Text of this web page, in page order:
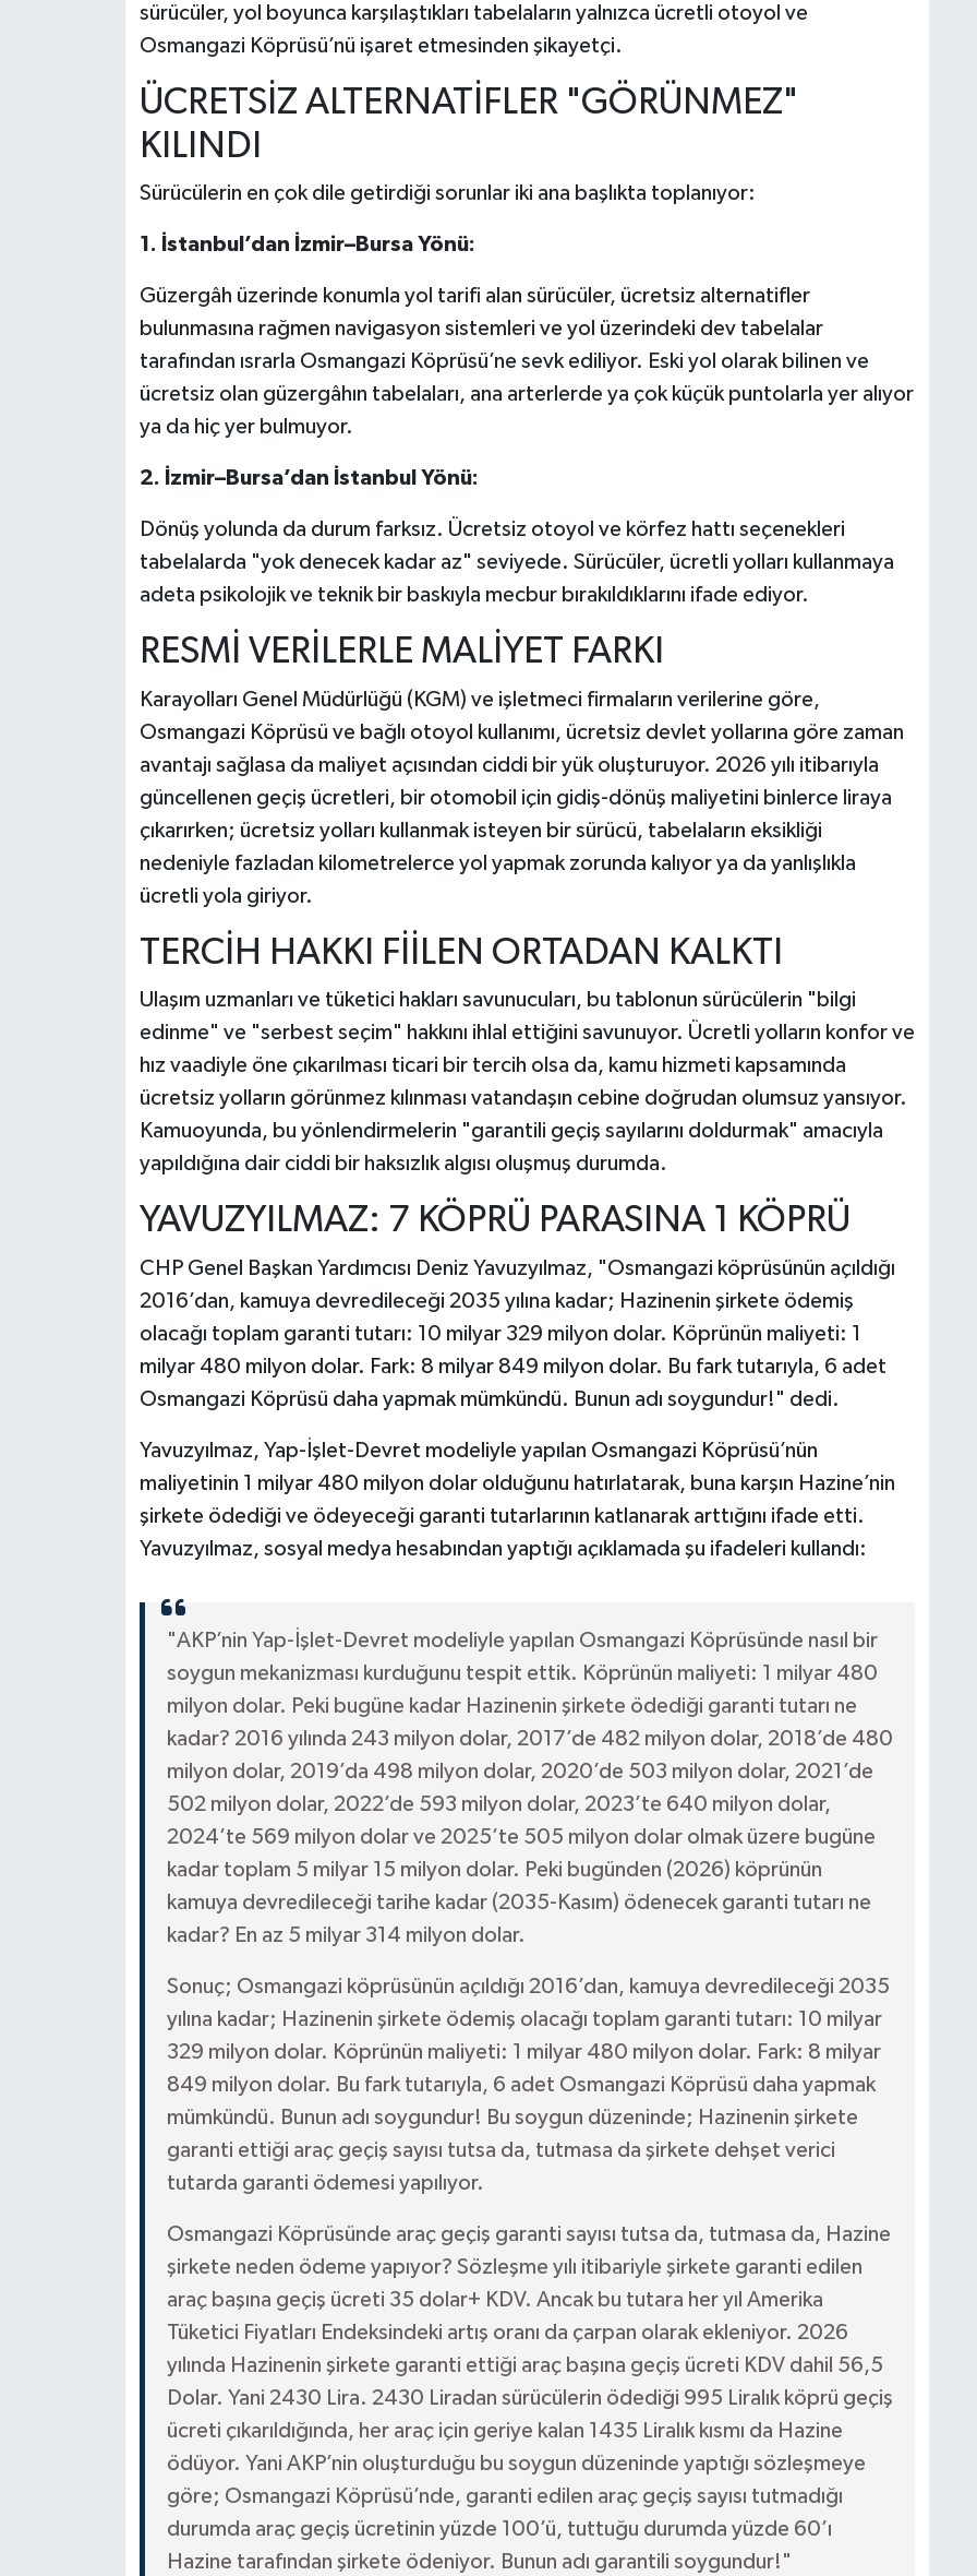
sürücüler, yol boyunca karşılaştıkları tabelaların yalnızca ücretli otoyol ve
Osmangazi Köprüsü’nü işaret etmesinden şikayetçi.
ÜCRETSİZ ALTERNATİFLER "GÖRÜNMEZ"
KILINDI
Sürücülerin en çok dile getirdiği sorunlar iki ana başlıkta toplanıyor:
1. İstanbul’dan İzmir–Bursa Yönü:
Güzergâh üzerinde konumla yol tarifi alan sürücüler, ücretsiz alternatifler
bulunmasına rağmen navigasyon sistemleri ve yol üzerindeki dev tabelalar
tarafından ısrarla Osmangazi Köprüsü’ne sevk ediliyor. Eski yol olarak bilinen ve
ücretsiz olan güzergâhın tabelaları, ana arterlerde ya çok küçük puntolarla yer alıyor
ya da hiç yer bulmuyor.
2. İzmir–Bursa’dan İstanbul Yönü:
Dönüş yolunda da durum farksız. Ücretsiz otoyol ve körfez hattı seçenekleri
tabelalarda "yok denecek kadar az" seviyede. Sürücüler, ücretli yolları kullanmaya
adeta psikolojik ve teknik bir baskıyla mecbur bırakıldıklarını ifade ediyor.
RESMİ VERİLERLE MALİYET FARKI
Karayolları Genel Müdürlüğü (KGM) ve işletmeci firmaların verilerine göre,
Osmangazi Köprüsü ve bağlı otoyol kullanımı, ücretsiz devlet yollarına göre zaman
avantajı sağlasa da maliyet açısından ciddi bir yük oluşturuyor. 2026 yılı itibarıyla
güncellenen geçiş ücretleri, bir otomobil için gidiş-dönüş maliyetini binlerce liraya
çıkarırken; ücretsiz yolları kullanmak isteyen bir sürücü, tabelaların eksikliği
nedeniyle fazladan kilometrelerce yol yapmak zorunda kalıyor ya da yanlışlıkla
ücretli yola giriyor.
TERCİH HAKKI FİİLEN ORTADAN KALKTI
Ulaşım uzmanları ve tüketici hakları savunucuları, bu tablonun sürücülerin "bilgi
edinme" ve "serbest seçim" hakkını ihlal ettiğini savunuyor. Ücretli yolların konfor ve
hız vaadiyle öne çıkarılması ticari bir tercih olsa da, kamu hizmeti kapsamında
ücretsiz yolların görünmez kılınması vatandaşın cebine doğrudan olumsuz yansıyor.
Kamuoyunda, bu yönlendirmelerin "garantili geçiş sayılarını doldurmak" amacıyla
yapıldığına dair ciddi bir haksızlık algısı oluşmuş durumda.
YAVUZYILMAZ: 7 KÖPRÜ PARASINA 1 KÖPRÜ
CHP Genel Başkan Yardımcısı Deniz Yavuzyılmaz, "Osmangazi köprüsünün açıldığı
2016’dan, kamuya devredileceği 2035 yılına kadar; Hazinenin şirkete ödemiş
olacağı toplam garanti tutarı: 10 milyar 329 milyon dolar. Köprünün maliyeti: 1
milyar 480 milyon dolar. Fark: 8 milyar 849 milyon dolar. Bu fark tutarıyla, 6 adet
Osmangazi Köprüsü daha yapmak mümkündü. Bunun adı soygundur!" dedi.
Yavuzyılmaz, Yap-İşlet-Devret modeliyle yapılan Osmangazi Köprüsü’nün
maliyetinin 1 milyar 480 milyon dolar olduğunu hatırlatarak, buna karşın Hazine’nin
şirkete ödediği ve ödeyeceği garanti tutarlarının katlanarak arttığını ifade etti.
Yavuzyılmaz, sosyal medya hesabından yaptığı açıklamada şu ifadeleri kullandı:
"AKP’nin Yap-İşlet-Devret modeliyle yapılan Osmangazi Köprüsünde nasıl bir
soygun mekanizması kurduğunu tespit ettik. Köprünün maliyeti: 1 milyar 480
milyon dolar. Peki bugüne kadar Hazinenin şirkete ödediği garanti tutarı ne
kadar? 2016 yılında 243 milyon dolar, 2017’de 482 milyon dolar, 2018’de 480
milyon dolar, 2019’da 498 milyon dolar, 2020’de 503 milyon dolar, 2021’de
502 milyon dolar, 2022’de 593 milyon dolar, 2023’te 640 milyon dolar,
2024’te 569 milyon dolar ve 2025’te 505 milyon dolar olmak üzere bugüne
kadar toplam 5 milyar 15 milyon dolar. Peki bugünden (2026) köprünün
kamuya devredileceği tarihe kadar (2035-Kasım) ödenecek garanti tutarı ne
kadar? En az 5 milyar 314 milyon dolar.
Sonuç; Osmangazi köprüsünün açıldığı 2016’dan, kamuya devredileceği 2035
yılına kadar; Hazinenin şirkete ödemiş olacağı toplam garanti tutarı: 10 milyar
329 milyon dolar. Köprünün maliyeti: 1 milyar 480 milyon dolar. Fark: 8 milyar
849 milyon dolar. Bu fark tutarıyla, 6 adet Osmangazi Köprüsü daha yapmak
mümkündü. Bunun adı soygundur! Bu soygun düzeninde; Hazinenin şirkete
garanti ettiği araç geçiş sayısı tutsa da, tutmasa da şirkete dehşet verici
tutarda garanti ödemesi yapılıyor.
Osmangazi Köprüsünde araç geçiş garanti sayısı tutsa da, tutmasa da, Hazine
şirkete neden ödeme yapıyor? Sözleşme yılı itibariyle şirkete garanti edilen
araç başına geçiş ücreti 35 dolar+ KDV. Ancak bu tutara her yıl Amerika
Tüketici Fiyatları Endeksindeki artış oranı da çarpan olarak ekleniyor. 2026
yılında Hazinenin şirkete garanti ettiği araç başına geçiş ücreti KDV dahil 56,5
Dolar. Yani 2430 Lira. 2430 Liradan sürücülerin ödediği 995 Liralık köprü geçiş
ücreti çıkarıldığında, her araç için geriye kalan 1435 Liralık kısmı da Hazine
ödüyor. Yani AKP’nin oluşturduğu bu soygun düzeninde yaptığı sözleşmeye
göre; Osmangazi Köprüsü’nde, garanti edilen araç geçiş sayısı tutmadığı
durumda araç geçiş ücretinin yüzde 100’ü, tuttuğu durumda yüzde 60’ı
Hazine tarafından şirkete ödeniyor. Bunun adı garantili soygundur!"